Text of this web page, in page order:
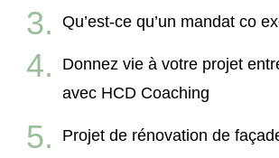
Qu’est-ce qu’un mandat co
Donnez vie à votre projet
avec HCD Coaching
Projet de rénovation de